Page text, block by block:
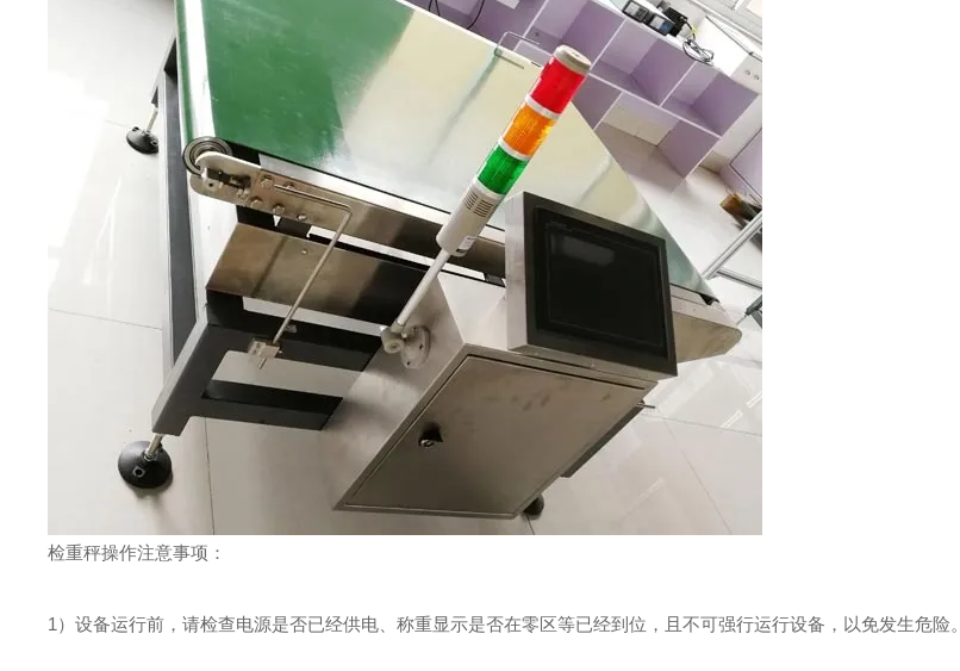
检重秤操作注意事项：
1）设备运行前，请检查电源是否已经供电、称重显示是否在零区等已经到位，且不可强行运行设备，以免发生危险。